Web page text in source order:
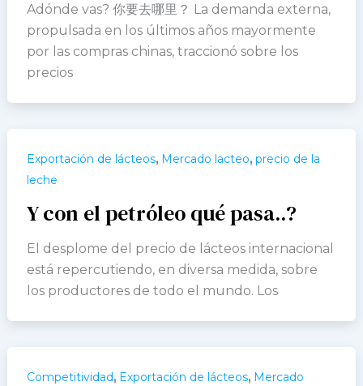
Adónde vas? 你要去哪里？ La demanda externa,
propulsada en los últimos años mayormente
por las compras chinas, traccionó sobre los
precios
Exportación de lácteos, Mercado lacteo, precio de la
leche
Y con el petróleo qué pasa..?
El desplome del precio de lácteos internacional
está repercutiendo, en diversa medida, sobre
los productores de todo el mundo. Los
Competitividad, Exportación de lácteos, Mercado